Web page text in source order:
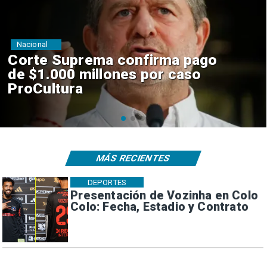
Codelco suspende
construcción de Andes Norte
en El Teniente por riesgos
sísmicos
Nacional
Presentación de Vozinha en Colo
Colo: Fecha, Estadio y Contrato
DEPORTES
MÁS RECIENTES